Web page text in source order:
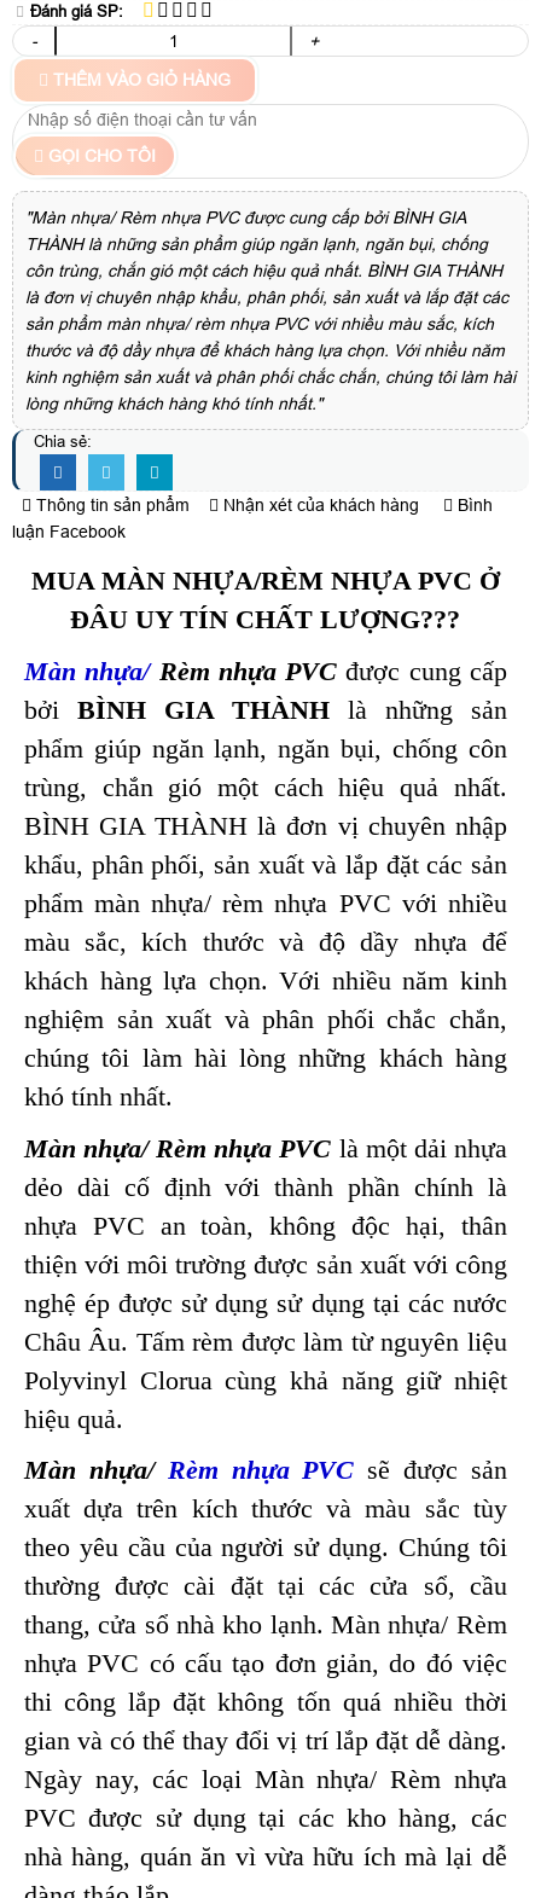
Đánh giá SP:
-
+
THÊM VÀO GIỎ HÀNG
GỌI CHO TÔI
"Màn nhựa/ Rèm nhựa PVC được cung cấp bởi BÌNH GIA
THÀNH là những sản phẩm giúp ngăn lạnh, ngăn bụi, chống
côn trùng, chắn gió một cách hiệu quả nhất. BÌNH GIA THÀNH
là đơn vị chuyên nhập khẩu, phân phối, sản xuất và lắp đặt các
sản phẩm màn nhựa/ rèm nhựa PVC với nhiều màu sắc, kích
thước và độ dầy nhựa để khách hàng lựa chọn. Với nhiều năm
kinh nghiệm sản xuất và phân phối chắc chắn, chúng tôi làm hài
lòng những khách hàng khó tính nhất."
Chia sẻ:
Thông tin sản phẩm Nhận xét của khách hàng
Bình
luận Facebook
MUA MÀN NHỰA/RÈM NHỰA PVC Ở
ĐÂU UY TÍN CHẤT LƯỢNG???
Màn nhựa/Rèm nhựa PVC được cung cấp
bởi BÌNH GIA THÀNHlà những sản
phẩm giúp ngăn lạnh, ngăn bụi, chống côn
trùng, chắn gió một cách hiệu quả nhất.
BÌNH GIA THÀNH là đơn vị chuyên nhập
khẩu, phân phối, sản xuất và lắp đặt các sản
phẩm màn nhựa/ rèm nhựa PVC với nhiều
màu sắc, kích thước và độ dầy nhựa để
khách hàng lựa chọn. Với nhiều năm kinh
nghiệm sản xuất và phân phối chắc chắn,
chúng tôi làm hài lòng những khách hàng
khó tính nhất.
Màn nhựa/ Rèm nhựa PVC là một dải nhựa
dẻo dài cố định với thành phần chính là
nhựa PVC an toàn, không độc hại, thân
thiện với môi trường được sản xuất với công
nghệ ép được sử dụng sử dụng tại các nước
Châu Âu. Tấm rèm được làm từ nguyên liệu
Polyvinyl Clorua cùng khả năng giữ nhiệt
hiệu quả.
Màn nhựa/ Rèm nhựa PVC sẽ được sản
xuất dựa trên kích thước và màu sắc tùy
theo yêu cầu của người sử dụng. Chúng tôi
thường được cài đặt tại các cửa sổ, cầu
thang, cửa sổ nhà kho lạnh.Màn nhựa/ Rèm
nhựa PVC có cấu tạo đơn giản, do đó việc
thi công lắp đặt không tốn quá nhiều thời
gian và có thể thay đổi vị trí lắp đặt dễ dàng.
Ngày nay, các loại Màn nhựa/ Rèm nhựa
PVC được sử dụng tại các kho hàng, các
nhà hàng, quán ăn vì vừa hữu ích mà lại dễ